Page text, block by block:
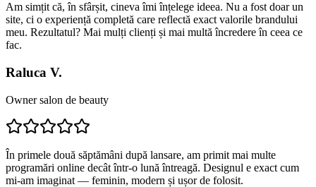
Am simțit că, în sfârșit, cineva îmi înțelege ideea. Nu a fost doar un
site, ci o experiență completă care reflectă exact valorile brandului
meu. Rezultatul? Mai mulți clienți și mai multă încredere în ceea ce
fac.
Raluca V.
Owner salon de beauty
În primele două săptămâni după lansare, am primit mai multe
programări online decât într-o lună întreagă. Designul e exact cum
mi-am imaginat — feminin, modern și ușor de folosit.